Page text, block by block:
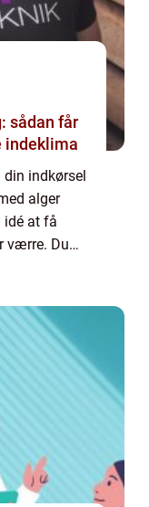
sådan får
indeklima
din indkørsel
alger
idé at få
værre. Du